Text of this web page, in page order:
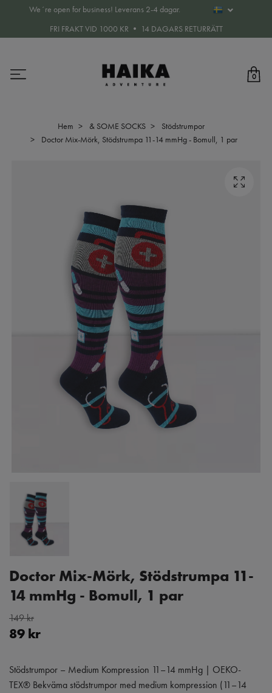
We´re open for business! Leverans 2-4 dagar.
FRI FRAKT VID 1000 KR • 14 DAGARS RETURRÄTT
0
Hem & SOME SOCKS
Stödstrumpor
Doctor Mix-Mörk, Stödstrumpa 11-14 mmHg - Bomull, 1 par
Doctor Mix-Mörk, Stödstrumpa 11-
14 mmHg - Bomull, 1 par
149 kr
89 kr
Stödstrumpor – Medium Kompression 11–14 mmHg | OEKO-
TEX® Bekväma stödstrumpor med medium kompression (11–14